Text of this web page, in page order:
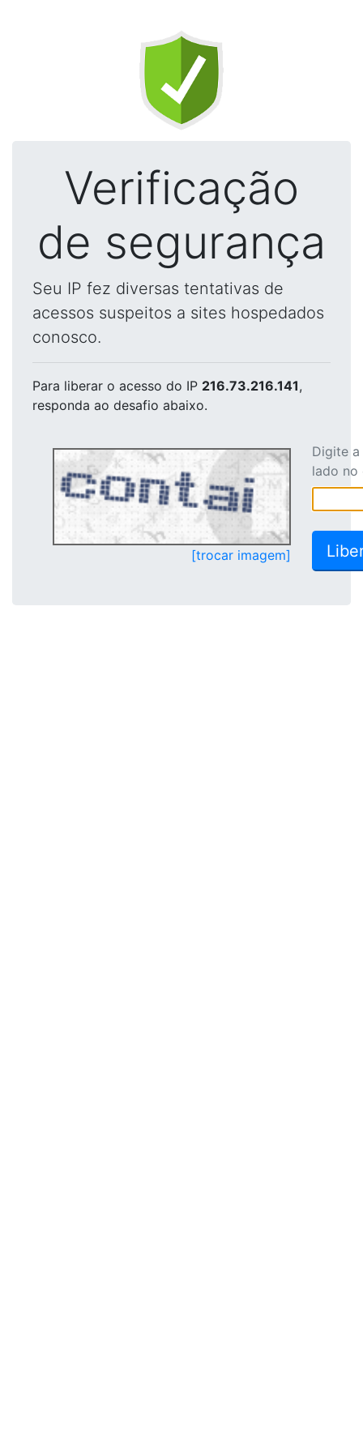
Verificação
de segurança
Seu IP fez diversas tentativas de
acessos suspeitos a sites hospedados
conosco.
Para liberar o acesso do IP 216.73.216.141,
responda ao desafio abaixo.
[trocar imagem]
Digite
lado no